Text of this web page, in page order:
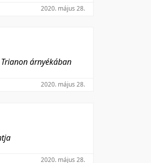
2020. május 28.
árnyékában
2020. május 28.
2020. május 28.